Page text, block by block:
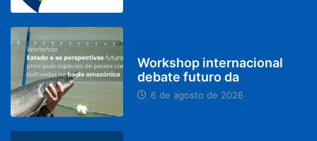
Workshop internacional
debate futuro da
6 de agosto de 2026